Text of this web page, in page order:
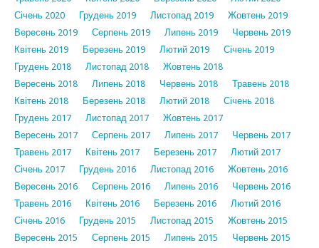
Січень 2020
Грудень 2019 Листопад 2019
Жовтень 2019
Вересень 2019
Серпень 2019 Липень 2019
Червень 2019
Квітень 2019
Березень 2019 Лютий 2019
Січень 2019
Грудень 2018
Листопад 2018
Жовтень 2018
Вересень 2018
Липень 2018 Червень 2018
Травень 2018
Квітень 2018
Березень 2018 Лютий 2018
Січень 2018
Грудень 2017
Листопад 2017
Жовтень 2017
Вересень 2017
Серпень 2017 Липень 2017
Червень 2017
Травень 2017
Квітень 2017 Березень 2017
Лютий 2017
Січень 2017
Грудень 2016 Листопад 2016
Жовтень 2016
Вересень 2016
Серпень 2016 Липень 2016
Червень 2016
Травень 2016
Квітень 2016 Березень 2016
Лютий 2016
Січень 2016
Грудень 2015 Листопад 2015
Жовтень 2015
Вересень 2015
Серпень 2015 Липень 2015
Червень 2015